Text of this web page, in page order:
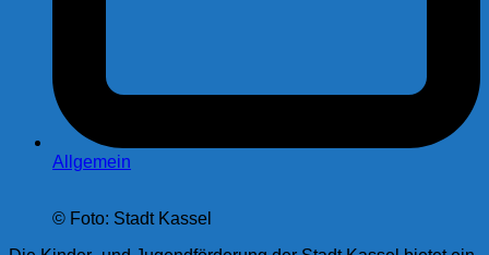
Allgemein
© Foto: Stadt Kassel